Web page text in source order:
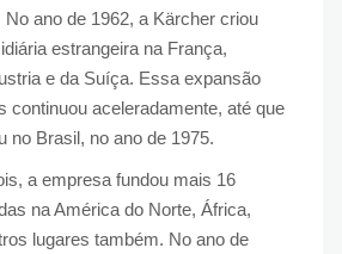
ano de 1962, a Kärcher criou
estrangeira na França,
e da Suíça. Essa expansão
continuou aceleradamente, até que
no Brasil, no ano de 1975.
a empresa fundou mais 16
na América do Norte, África,
lugares também. No ano de